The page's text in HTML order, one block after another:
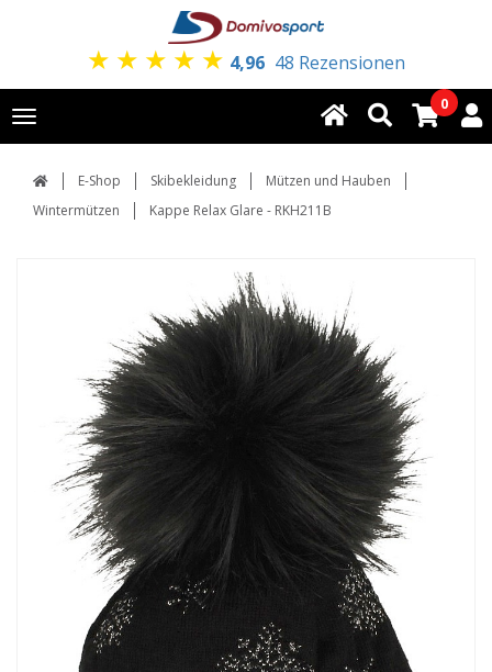
★ ★ ★ ★ ★ 4,96 48 Rezensionen
Toggle
navigation
0
E-Shop Skibekleidung
Mützen und Hauben
Wintermützen
Kappe Relax Glare - RKH211B